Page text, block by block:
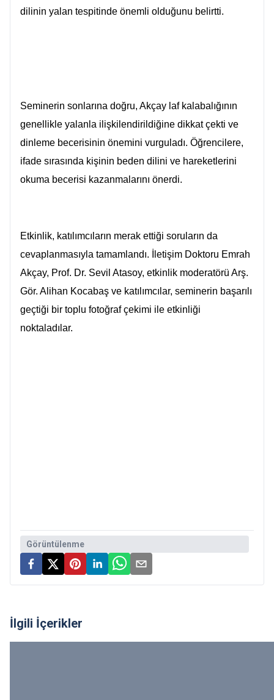
dilinin yalan tespitinde önemli olduğunu belirtti.
Seminerin sonlarına doğru, Akçay laf kalabalığının
genellikle yalanla ilişkilendirildiğine dikkat çekti ve
dinleme becerisinin önemini vurguladı. Öğrencilere,
ifade sırasında kişinin beden dilini ve hareketlerini
okuma becerisi kazanmalarını önerdi.
Etkinlik, katılımcıların merak ettiği soruların da
cevaplanmasıyla tamamlandı. İletişim Doktoru Emrah
Akçay, Prof. Dr. Sevil Atasoy, etkinlik moderatörü Arş.
Gör. Alihan Kocabaş ve katılımcılar, seminerin başarılı
geçtiği bir toplu fotoğraf çekimi ile etkinliği
noktaladılar.
Görüntülenme
İlgili İçerikler